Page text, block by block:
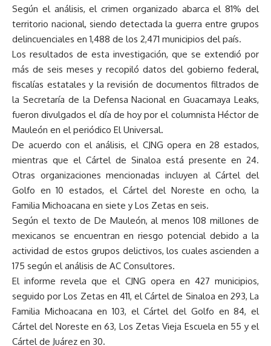
Según el análisis, el crimen organizado abarca el 81% del
territorio nacional, siendo detectada la guerra entre grupos
delincuenciales en 1,488 de los 2,471 municipios del país.
Los resultados de esta investigación, que se extendió por
más de seis meses y recopiló datos del gobierno federal,
fiscalías estatales y la revisión de documentos filtrados de
la Secretaría de la Defensa Nacional en Guacamaya Leaks,
fueron divulgados el día de hoy por el columnista Héctor de
Mauleón en el periódico El Universal.
De acuerdo con el análisis, el CJNG opera en 28 estados,
mientras que el Cártel de Sinaloa está presente en 24.
Otras organizaciones mencionadas incluyen al Cártel del
Golfo en 10 estados, el Cártel del Noreste en ocho, la
Familia Michoacana en siete y Los Zetas en seis.
Según el texto de De Mauleón, al menos 108 millones de
mexicanos se encuentran en riesgo potencial debido a la
actividad de estos grupos delictivos, los cuales ascienden a
175 según el análisis de AC Consultores.
El informe revela que el CJNG opera en 427 municipios,
seguido por Los Zetas en 411, el Cártel de Sinaloa en 293, La
Familia Michoacana en 103, el Cártel del Golfo en 84, el
Cártel del Noreste en 63, Los Zetas Vieja Escuela en 55 y el
Cártel de Juárez en 30.